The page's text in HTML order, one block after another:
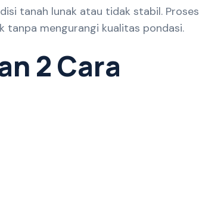
tanah lunak atau tidak stabil. Proses
tanpa mengurangi kualitas pondasi.
n 2Cara